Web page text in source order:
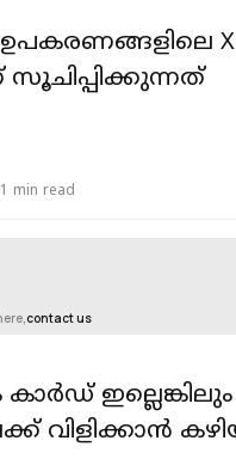
ഉപകരണങ്ങളിലെ
1 min read
contact us
വിളിക്കാന്‍